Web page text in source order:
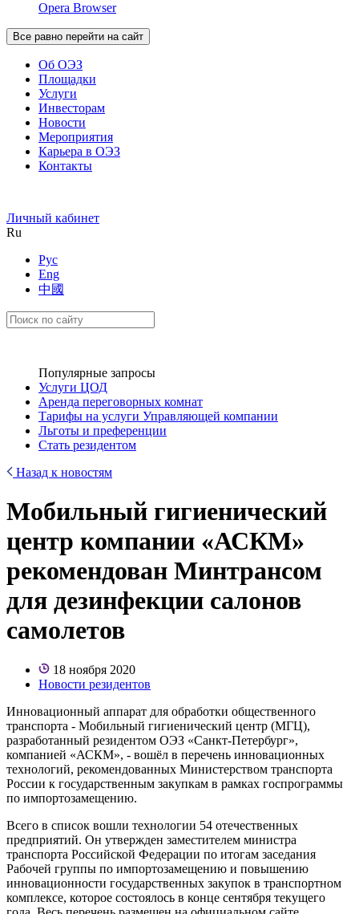
Opera Browser
Все равно перейти на сайт
Об ОЭЗ
Площадки
Услуги
Инвесторам
Новости
Мероприятия
Карьера в ОЭЗ
Контакты
Личный кабинет
Ru
Рус
Eng
中國
Популярные запросы
Услуги ЦОД
Аренда переговорных комнат
Тарифы на услуги Управляющей компании
Льготы и преференции
Стать резидентом
Назад к новостям
Мобильный гигиенический
центр компании «АСКМ»
рекомендован Минтрансом
для дезинфекции салонов
самолетов
18 ноября 2020
Новости резидентов
Инновационный аппарат для обработки общественного
транспорта - Мобильный гигиенический центр (МГЦ),
разработанный резидентом ОЭЗ «Санкт-Петербург»,
компанией «АСКМ», - вошёл в перечень инновационных
технологий, рекомендованных Министерством транспорта
России к государственным закупкам в рамках госпрограммы
по импортозамещению.
Всего в список вошли технологии 54 отечественных
предприятий. Он утвержден заместителем министра
транспорта Российской Федерации по итогам заседания
Рабочей группы по импортозамещению и повышению
инновационности государственных закупок в транспортном
комплексе, которое состоялось в конце сентября текущего